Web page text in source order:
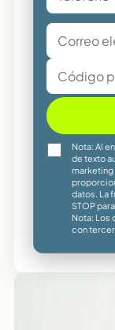
Nota: Al
de texto
marketing
datos. La
STOP
Nota: Los
con